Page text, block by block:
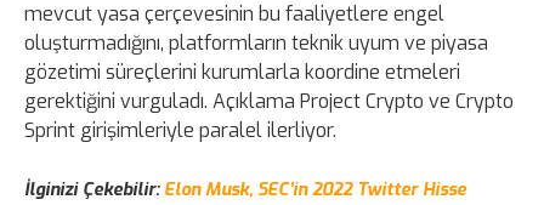
mevcut yasa çerçevesinin bu faaliyetlere engel
oluşturmadığını, platformların teknik uyum ve piyasa
gözetimi süreçlerini kurumlarla koordine etmeleri
gerektiğini vurguladı. Açıklama Project Crypto ve Crypto
Sprint girişimleriyle paralel ilerliyor.
İlginizi Çekebilir: Elon Musk, SEC’in 2022 Twitter Hisse